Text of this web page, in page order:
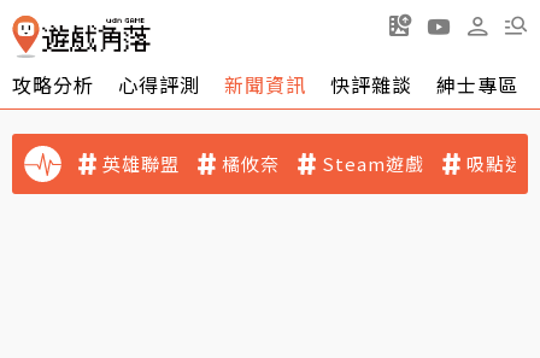
攻略分析 心得評測 新聞資訊 快評雜談 紳士專區
英雄聯盟 橘攸奈 Steam遊戲 吸點迷